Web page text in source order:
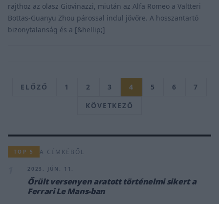
rajthoz az olasz Giovinazzi, miután az Alfa Romeo a Valtteri
Bottas-Guanyu Zhou párossal indul jövőre. A hosszantartó
bizonytalanság és a [&hellip;]
ELŐZŐ 1 2 3 4 5 6
7
KÖVETKEZŐ
TOP 5 A CÍMKÉBŐL
2023. JÚN. 11.
Őrült versenyen aratott történelmi sikert a
Ferrari Le Mans-ban